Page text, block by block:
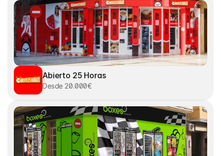
Abierto 25 Horas
Desde 20.000€